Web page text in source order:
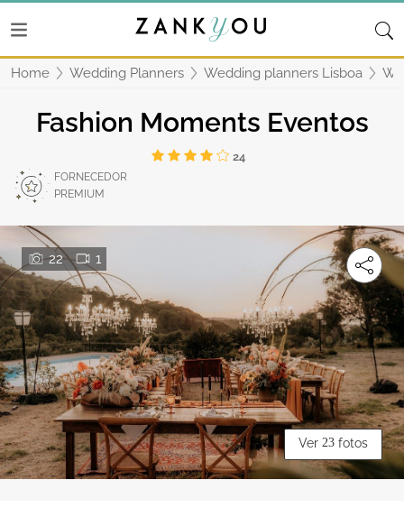
Home Wedding Planners Wedding planners Lisboa
Fashion Moments Eventos
24
FORNECEDOR
PREMIUM
22 1
Ver 23 fotos